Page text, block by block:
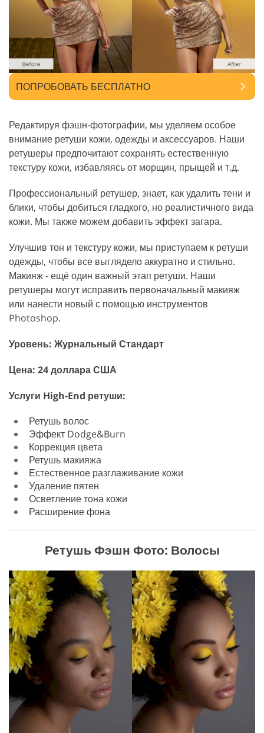
ПОПРОБОВАТЬ БЕСПЛАТНО
Редактируя фэшн-фотографии, мы уделяем особое
внимание ретуши кожи, одежды и аксессуаров. Наши
ретушеры предпочитают сохранять естественную
текстуру кожи, избавляясь от морщин, прыщей и т.д.
Профессиональный ретушер, знает, как удалить тени и
блики, чтобы добиться гладкого, но реалистичного вида
кожи. Мы также можем добавить эффект загара.
Улучшив тон и текстуру кожи, мы приступаем к ретуши
одежды, чтобы все выглядело аккуратно и стильно.
Макияж - ещё один важный этап ретуши. Наши
ретушеры могут исправить первоначальный макияж
или нанести новый с помощью инструментов
Photoshop.
Уровень: Журнальный Стандарт
Цена: 24 доллара США
Услуги High-End ретуши:
Ретушь волос
Эффект Dodge&Burn
Коррекция цвета
Ретушь макияжа
Естественное разглаживание кожи
Удаление пятен
Осветление тона кожи
Расширение фона
Ретушь Фэшн Фото: Волосы